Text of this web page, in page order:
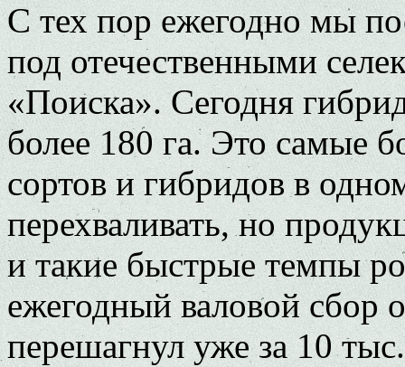
С тех пор ежегодно мы
под отечественными
«Поиска». Сегодня
более 180 га. Это самые
сортов и гибридов в
перехваливать, но
и такие быстрые темпы
ежегодный валовой сбор
перешагнул уже за 10